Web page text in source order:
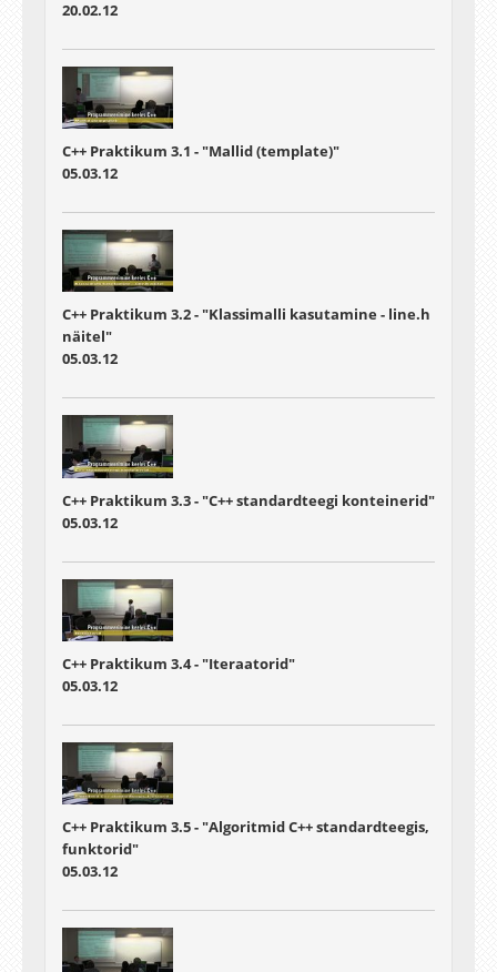
20.02.12
C++ Praktikum 3.1 - "Mallid (template)"
05.03.12
C++ Praktikum 3.2 - "Klassimalli kasutamine - line.h
näitel"
05.03.12
C++ Praktikum 3.3 - "C++ standardteegi konteinerid"
05.03.12
C++ Praktikum 3.4 - "Iteraatorid"
05.03.12
C++ Praktikum 3.5 - "Algoritmid C++ standardteegis,
funktorid"
05.03.12